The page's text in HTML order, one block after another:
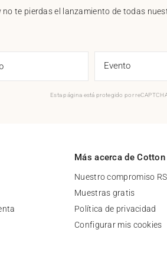
te pierdas el lanzamiento de todas
Esta página está protegido por
Más acerca de Cotton
Nuestro compromiso
Muestras gratis
Política de privacidad
Configurar mis cookies